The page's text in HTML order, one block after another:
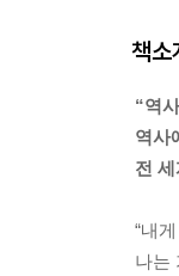
책소
“역
역사
전
“내
나는